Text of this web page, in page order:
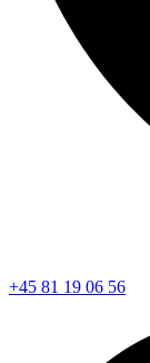
+45 81 19 06 56